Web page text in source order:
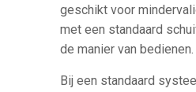
geschikt voor
met een standaard
de manier van bedienen.
Bij een standaard